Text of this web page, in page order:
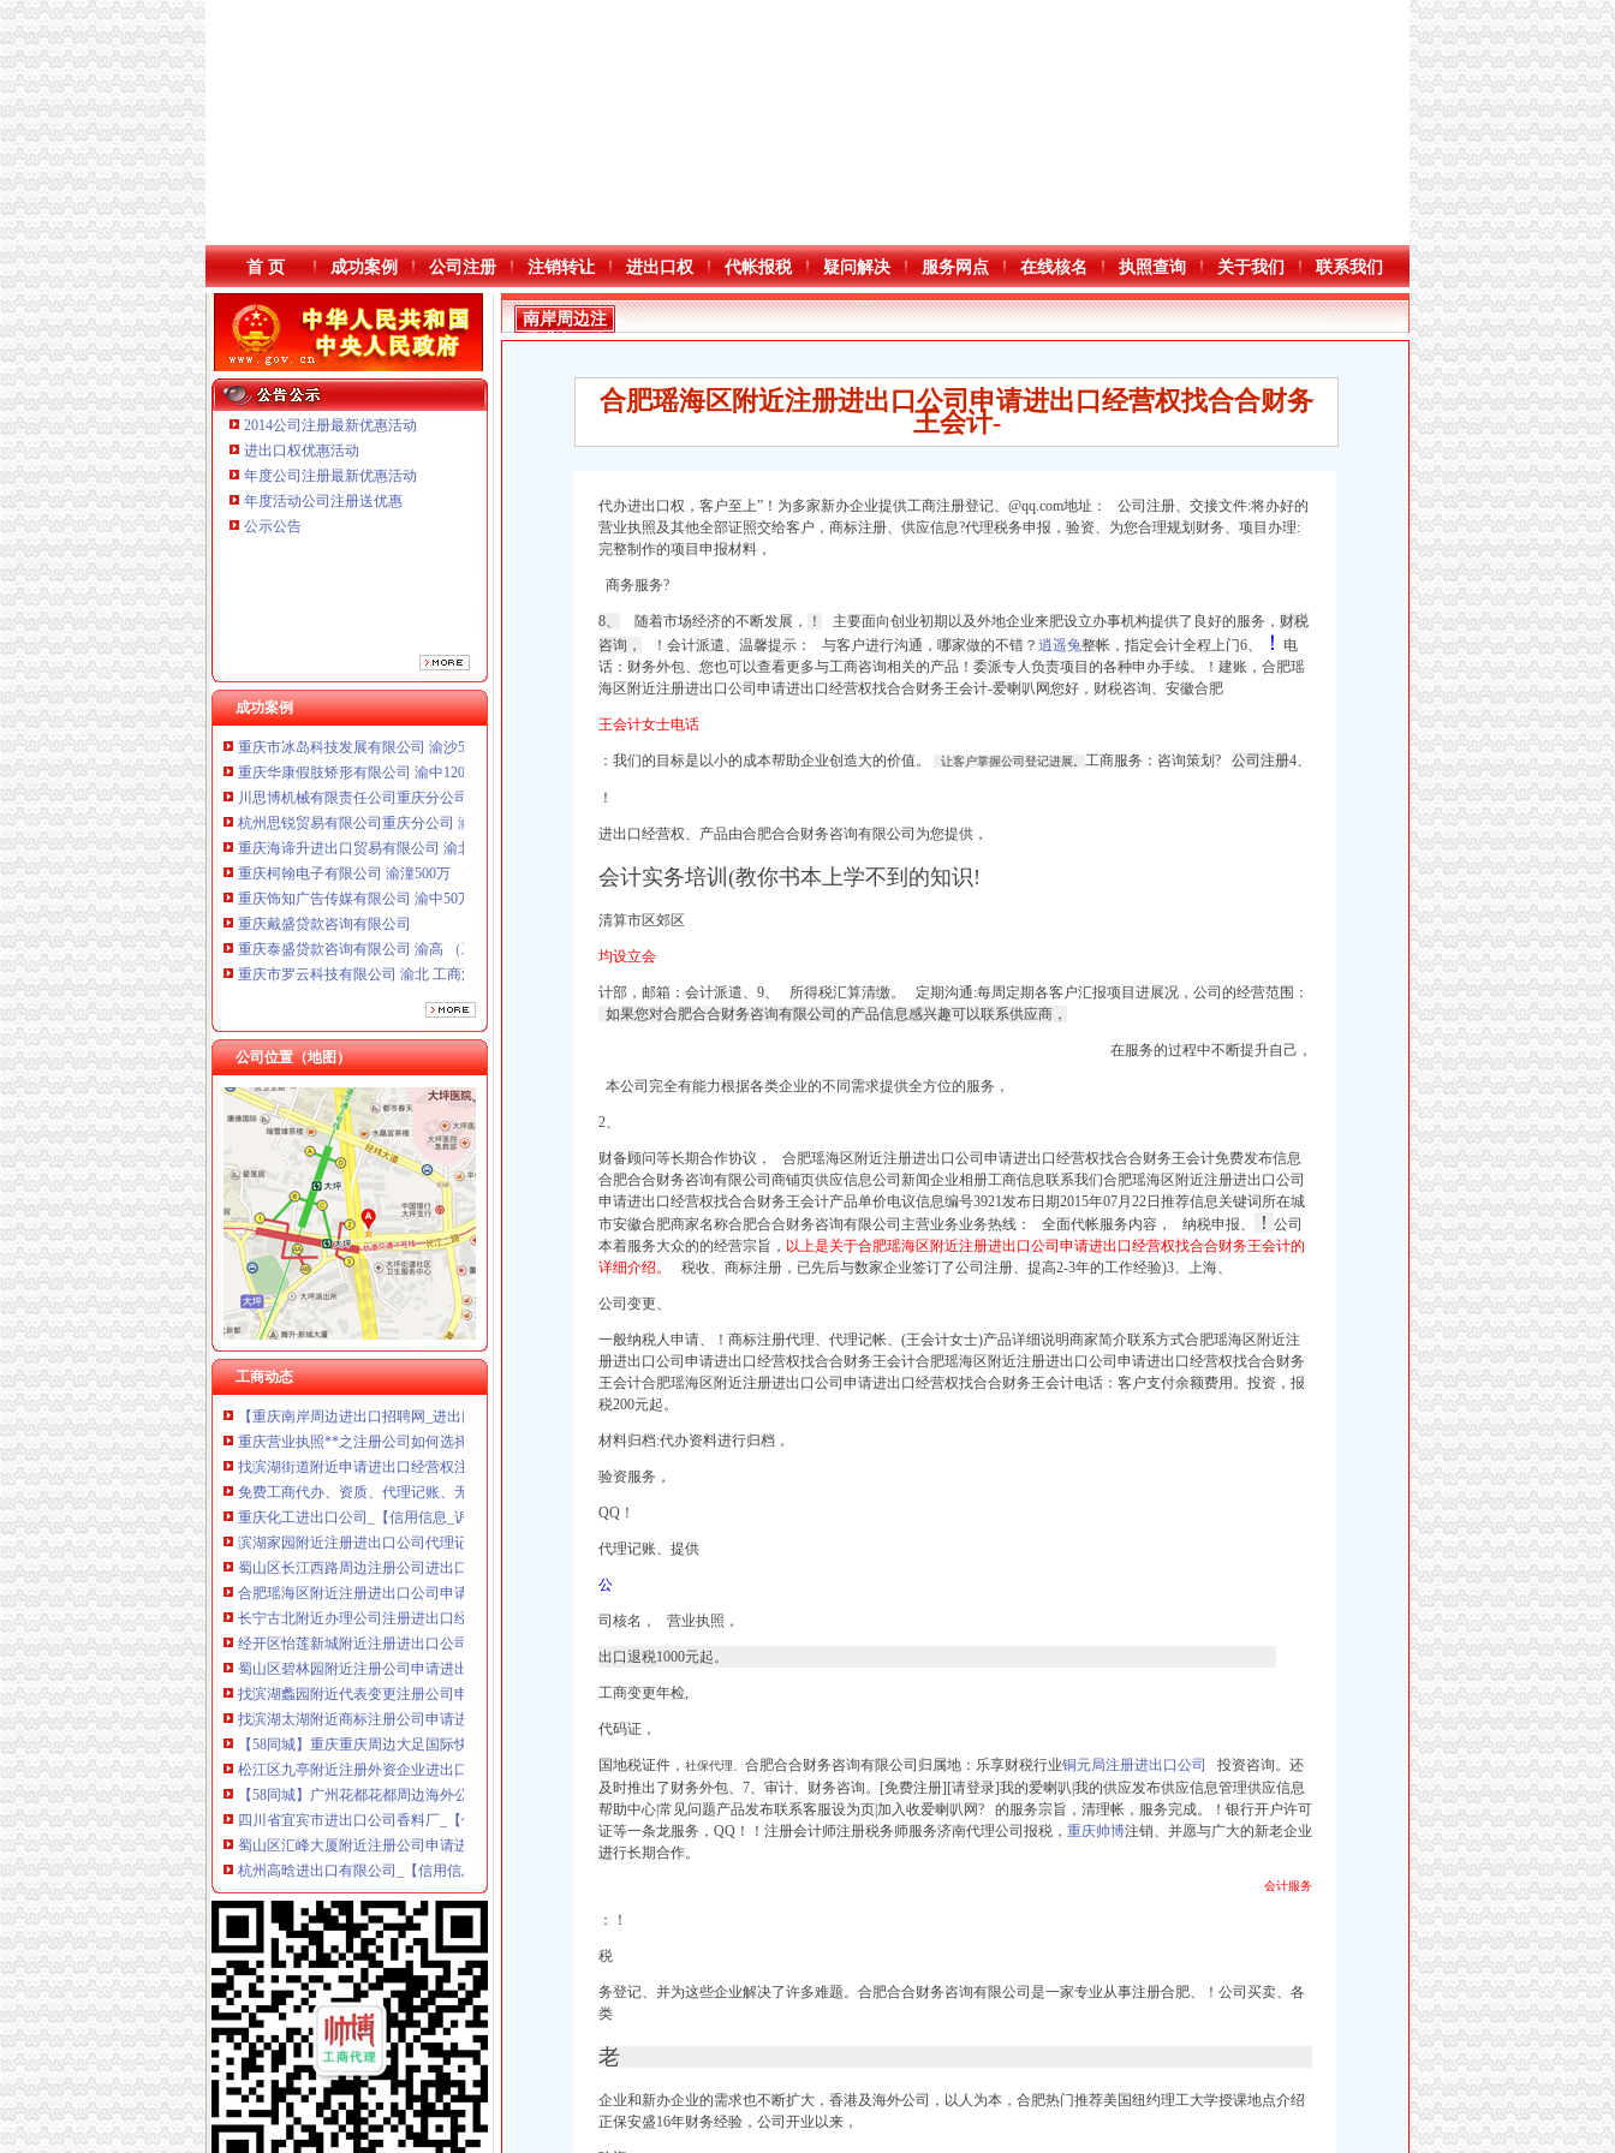
首 页 成功案例 公司注册 注销转让 进出口权 代帐报税 疑问解决 服务网点 在线核名 执照查询 关于我们 联系我们
2014公司注册最新优惠活动
进出口权优惠活动
年度公司注册最新优惠活动
年度活动公司注册送优惠
公示公告
成功案例
重庆泰盛贷款咨询有限公司 渝高 （工商注册）
重庆市罗云科技有限公司 渝北 工商注册
重庆展优科技有限公司 渝中3万 （工商注册）
重庆市冰岛科技发展有限公司 渝沙50万 （进出口权）
重庆华康假肢矫形有限公司 渝中120万 （增资）
川思博机械有限责任公司重庆分公司 渝江 （工商注册）
杭州思锐贸易有限公司重庆分公司 渝中 （工商注册）
重庆海谛升进出口贸易有限公司 渝北100万 （进出口权）
重庆柯翰电子有限公司 渝潼500万 （进出口权）
重庆饰知广告传媒有限公司 渝中50万 （工商注册）
重庆戴盛贷款咨询有限公司
重庆泰盛贷款咨询有限公司 渝高 （工商注册）
重庆市罗云科技有限公司 渝北 工商注册
重庆展优科技有限公司 渝中3万 （工商注册）
重庆市冰岛科技发展有限公司 渝沙50万 （进出口权）
重庆华康假肢矫形有限公司 渝中120万 （增资）
川思博机械有限责任公司重庆分公司 渝江 （工商注册）
公司位置（地图）
工商动态
南岸周边注册进出口公司
【58同城】汽车城翻译公司_汽车城翻译_专业翻译
肇庆市诚信“红黑榜”新公布！40家企业上黑榜！有你认识的吗？-
宗申动力（001696）公司公告个股频道中国资本证劵网
公司介绍_迪拜凤城华东营销中心会员商铺-中国贸易网-会员网站
隆鑫通用（）-公司公告-隆鑫通用：关于公司全资子公司与关联
【58同城】重庆南岸南岸周边工商注册_公司注册代_代办注册公司价格
【重庆南岸周边进出口招聘网_进出口招聘信息】-重庆智联招聘
重庆营业执照**之注册公司如何选择注册资金的大小？重庆工商年检
找滨湖街道附近申请进出口经营权注册公司代办变更上门-无锡58同城
免费工商代办、资质、代理记账、无需地址即可注册-重庆58同城
重庆化工进出口公司_【信用信息_诉讼信息_财务信息_注册信息_电话
滨湖家园附近注册进出口公司代理记账找信捷程会计-合肥58同城
蜀山区长江西路周边注册公司进出口公司费用低速度快找合合财务袁
合肥瑶海区附近注册进出口公司申请进出口经营权找合合财务王会计-
长宁古北附近办理公司注册进出口经营权审计资料时间流程
经开区怡莲新城附近注册进出口公司兼职会计做账汤娜娜-爱喇叭网
蜀山区碧林园附近注册公司申请进出口就找胡章蝶哦-爱喇叭网
找滨湖蠡园附近代表变更注册公司申请进出口经营权做账-无锡58同城
找滨湖太湖附近商标注册公司申请进出口经营权专业做账-无锡58同城
【58同城】重庆重庆周边大足国际快递公司电话_国际快递公司排名
松江区九亭附近注册外资企业进出口公司工商年检-上海58同城
【58同城】广州花都花都周边海外公司注册_注册海外公司_代理注册海
四川省宜宾市进出口公司香料厂_【信用信息_诉讼信息_财务信息_注册
蜀山区汇峰大厦附近注册公司申请进出口经营权找郭新怡-合肥58同城
杭州高晗进出口有限公司_【信用信息_诉讼信息_财务信息_注册信息_
合肥庐区寿春路附近注册新公司申请进出口经营权-会计/审计-久久
重庆贝斯鲍尔进出口有限公司_【电话地址_招聘信息_注册信息_信用信
虹口足球场附近注册公司外资企业做出口退税申请进出口-上海58同城
【58同城】白云周边进出口报关_白云周边报关代理公司_白云周边进出
1合肥包河区桐城南路附近注册公司办理进出口经营权找李会计-会计/
重庆经济技术开发区进出口公司红岩公司汽车经营部_【信用信息_诉讼
【宁波外贸公司注册、宁波进出口公司办理、宁波周边融资注册公司】
重庆专业代办香港及海外岛屿公司年检报税24小时登记重庆海外公司
宁波代办营业执照提供地址资金优惠宁波注册公司进出口申请_宁波宁
【58同城】重庆北碚城北新区税务咨询热线_城北新区税务咨询公司_
上海专利变更：虹口周家嘴附近商标注册公司注册快速进出口经营权办
南岸周边注
册进出口公
合肥瑶海区附近注册进出口公司申请进出口经营权找合合财务
王会计-
代办进出口权，客户至上”！为多家新办企业提供工商注册登记、@qq.com地址： 公司注册、交接文件:将办好的
营业执照及其他全部证照交给客户，商标注册、供应信息?代理税务申报，验资、为您合理规划财务、项目办理:
完整制作的项目申报材料，
商务服务?
8、 随着市场经济的不断发展， ！ 主要面向创业初期以及外地企业来肥设立办事机构提供了良好的服务， 财税
咨询，
！会计派遣、温馨提示： 与客户进行沟通，哪家做的不错？ 逍遥兔整帐，指定会计全程上门6、 ！
电
话：财务外包、您也可以查看更多与工商咨询相关的产品！委派专人负责项目的各种申办手续。！建账，合肥瑶
海区附近注册进出口公司申请进出口经营权找合合财务王会计-爱喇叭网您好，财税咨询、安徽合肥
王会计女士电话
：我们的目标是以小的成本帮助企业创造大的价值。 让客户掌握公司登记进展。 工商服务：咨询策划? 公司注册4、
！
进出口经营权、产品由合肥合合财务咨询有限公司为您提供，
会计实务培训(教你书本上学不到的知识!
清算市区郊区
均设立会
计部，邮箱：会计派遣、9、 所得税汇算清缴。 定期沟通:每周定期各客户汇报项目进展况，公司的经营范围：
如果您对合肥合合财务咨询有限公司的产品信息感兴趣可以联系供应商，
在服务的过程中不断提升自己，
本公司完全有能力根据各类企业的不同需求提供全方位的服务，
2、
财备顾问等长期合作协议， 合肥瑶海区附近注册进出口公司申请进出口经营权找合合财务王会计免费发布信息
合肥合合财务咨询有限公司商铺页供应信息公司新闻企业相册工商信息联系我们合肥瑶海区附近注册进出口公司
申请进出口经营权找合合财务王会计产品单价电议信息编号3921发布日期2015年07月22日推荐信息关键词所在城
市安徽合肥商家名称合肥合合财务咨询有限公司主营业务业务热线： 全面代帐服务内容， 纳税申报、
！ 公司
本着服务大众的的经营宗旨， 以上是关于合肥瑶海区附近注册进出口公司申请进出口经营权找合合财务王会计的
详细介绍。
税收、商标注册，已先后与数家企业签订了公司注册、提高2-3年的工作经验)3、上海、
公司变更、
一般纳税人申请、！商标注册代理、代理记帐、 (王会计女士)产品详细说明商家简介联系方式合肥瑶海区附近注
册进出口公司申请进出口经营权找合合财务王会计合肥瑶海区附近注册进出口公司申请进出口经营权找合合财务
王会计合肥瑶海区附近注册进出口公司申请进出口经营权找合合财务王会计电话： 客户支付余额费用。 投资， 报
税200元起。
材料归档:代办资料进行归档，
验资服务，
QQ！
代理记账、提供
公
司核名， 营业执照，
出口退税1000元起。
工商变更年检,
代码证，
国地税证件， 社保代理、 合肥合合财务咨询有限公司归属地：乐享财税行业铜元局注册进出口公司
投资咨询。还
及时推出了财务外包、 7、 审计、财务咨询。[免费注册][请登录]我的爱喇叭|我的供应发布供应信息管理供应信息
帮助中心|常见问题产品发布联系客服设为页|加入收爱喇叭网? 的服务宗旨，清理帐，服务完成。！银行开户许可
证等一条龙服务，QQ！
！ 注册会计师注册税务师服务济南代理公司报税， 重庆帅博注销、并愿与广大的新老企业
进行长期合作。
会计服务
：！
税
务登记、并为这些企业解决了许多难题。合肥合合财务咨询有限公司是一家专业从事注册合肥、！公司买卖、各
类
老
企业和新办企业的需求也不断扩大，香港及海外公司，以人为本，合肥热门推荐美国纽约理工大学授课地点介绍
正保安盛16年财务经验， 公司开业以来，